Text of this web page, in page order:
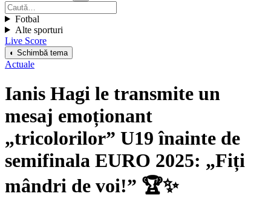
Fotbal
Alte sporturi
Live Score
◐ Schimbă tema
Actuale
Ianis Hagi le transmite un
mesaj emoționant
„tricolorilor” U19 înainte de
semifinala EURO 2025: „Fiți
mândri de voi!” 🏆✨